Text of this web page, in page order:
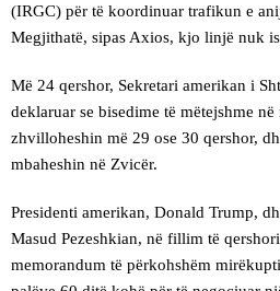
(IRGC) për të koordinuar trafikun e
Megjithatë, sipas Axios, kjo linjë nuk
Më 24 qershor, Sekretari amerikan i
deklaruar se bisedime të mëtejshme
zhvilloheshin më 29 ose 30 qershor,
mbaheshin në Zvicër.
Presidenti amerikan, Donald Trump,
Masud Pezeshkian, në fillim të
memorandum të përkohshëm